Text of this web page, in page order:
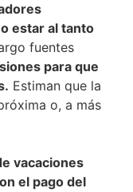
estar al tanto
fuentes
para que
Estiman que la
o, a más
vacaciones
el pago del